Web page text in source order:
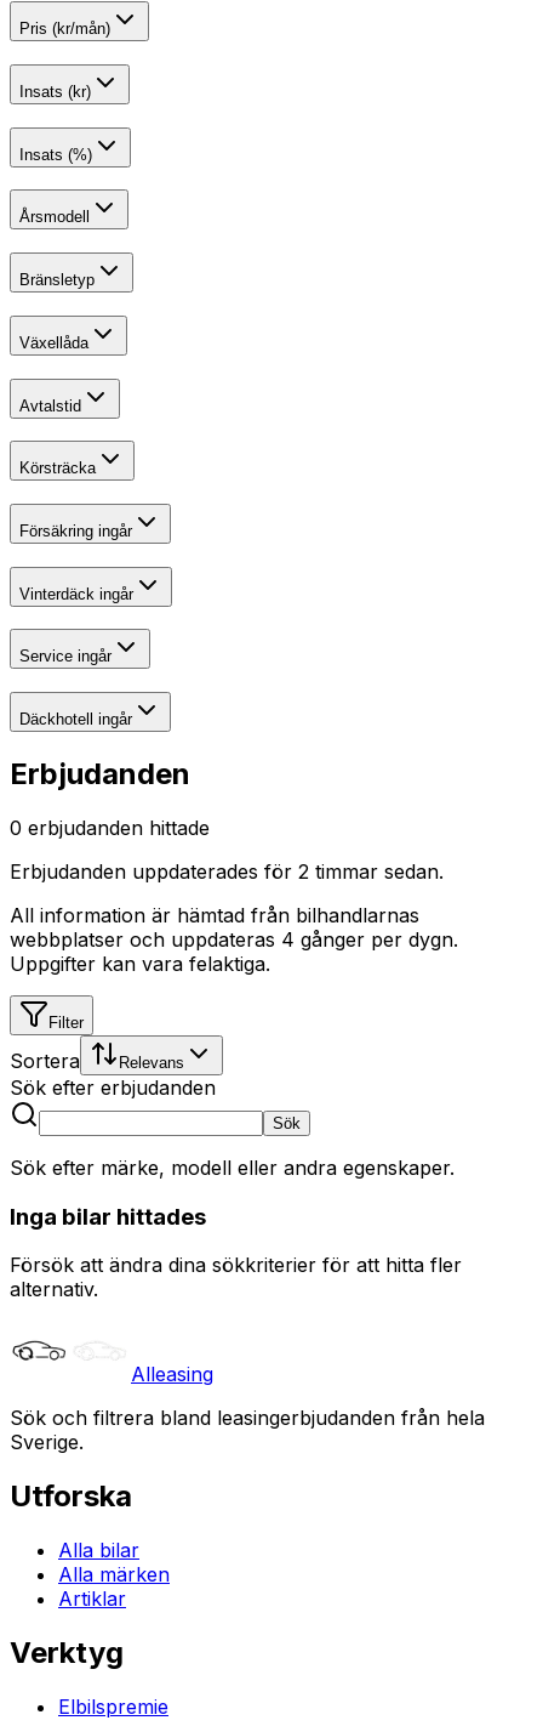
Pris (kr/mån)
Insats (kr)
Insats (%)
Årsmodell
Bränsletyp
Växellåda
Avtalstid
Körsträcka
Försäkring ingår
Vinterdäck ingår
Service ingår
Däckhotell ingår
Erbjudanden
0 erbjudanden hittade
Erbjudanden uppdaterades för 2 timmar sedan.
All information är hämtad från bilhandlarnas
webbplatser och uppdateras 4 gånger per dygn.
Uppgifter kan vara felaktiga.
Filter
Sortera Relevans
Sök efter erbjudanden
Sök
Sök efter märke, modell eller andra egenskaper.
Inga bilar hittades
Försök att ändra dina sökkriterier för att hitta fler
alternativ.
Alleasing
Sök och filtrera bland leasingerbjudanden från hela
Sverige.
Utforska
Alla bilar
Alla märken
Artiklar
Verktyg
Elbilspremie